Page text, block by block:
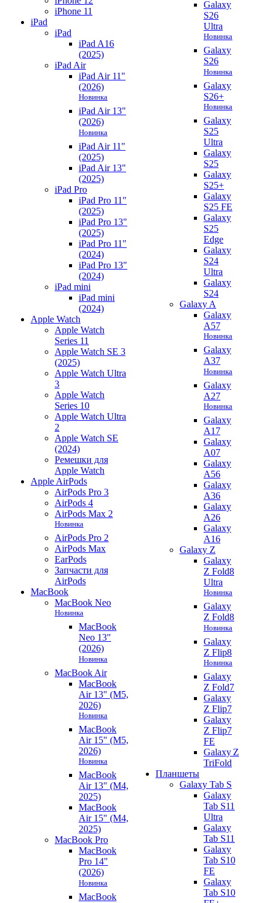
iPhone 11
iPad
iPad
iPad A16
(2025)
iPad Air
iPad Air 11"
(2026)
Новинка
iPad Air 13"
(2026)
Новинка
iPad Air 11"
(2025)
iPad Air 13"
(2025)
iPad Pro
iPad Pro 11"
(2025)
iPad Pro 13"
(2025)
iPad Pro 11"
(2024)
iPad Pro 13"
(2024)
iPad mini
iPad mini
(2024)
Apple Watch
Apple Watch
Series 11
Apple Watch SE 3
(2025)
Apple Watch Ultra
3
Apple Watch
Series 10
Apple Watch Ultra
2
Apple Watch SE
(2024)
Ремешки для
Apple Watch
Apple AirPods
AirPods Pro 3
AirPods 4
AirPods Max 2
Новинка
AirPods Pro 2
AirPods Max
EarPods
Запчасти для
AirPods
MacBook
MacBook Neo
Новинка
MacBook
Neo 13"
(2026)
Новинка
MacBook Air
MacBook
Air 13" (M5,
2026)
Новинка
MacBook
Air 15" (M5,
2026)
Новинка
MacBook
Air 13" (M4,
2025)
MacBook
Air 15" (M4,
2025)
MacBook Pro
MacBook
Pro 14"
(2026)
Новинка
MacBook
Galaxy
S26
Ultra
Новинка
Galaxy
S26
Новинка
Galaxy
S26+
Новинка
Galaxy
S25
Ultra
Galaxy
S25
Galaxy
S25+
Galaxy
S25 FE
Galaxy
S25
Edge
Galaxy
S24
Ultra
Galaxy
S24
Galaxy A
Galaxy
A57
Новинка
Galaxy
A37
Новинка
Galaxy
A27
Новинка
Galaxy
A17
Galaxy
A07
Galaxy
A56
Galaxy
A36
Galaxy
A26
Galaxy
A16
Galaxy Z
Galaxy
Z Fold8
Ultra
Новинка
Galaxy
Z Fold8
Новинка
Galaxy
Z Flip8
Новинка
Galaxy
Z Fold7
Galaxy
Z Flip7
Galaxy
Z Flip7
FE
Galaxy Z
TriFold
Планшеты
Galaxy Tab S
Galaxy
Tab S11
Ultra
Galaxy
Tab S11
Galaxy
Tab S10
FE
Galaxy
Tab S10